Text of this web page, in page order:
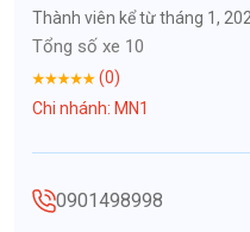
Thành viên kể từ tháng 1,
Tổng số xe 10
(0)
Chi nhánh: MN1
0901498998